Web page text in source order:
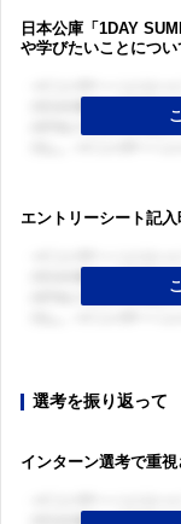
日本公庫「1DAY
や学びたいことにつ
エントリーシート記
選考を振り返って
インターン選考で重